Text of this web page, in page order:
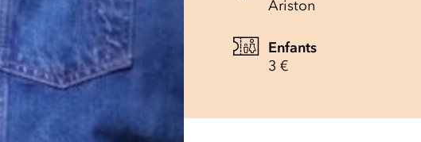
Ariston
Enfants
3 €